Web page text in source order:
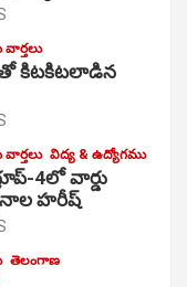
వార్తలు
కిటకిటలాడిన
వార్తలు విద్య & ఉద్యోగము
4లో వార్డు
హరీష్
తెలంగాణ